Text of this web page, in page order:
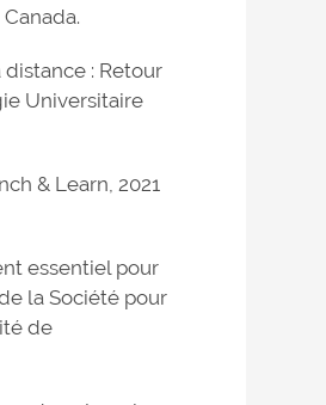
distance : Retour
Universitaire
& Learn, 2021
essentiel pour
la Société pour
de